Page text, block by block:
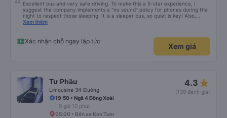
Excellent bus and very safe driving. To make this a 5-star experience, I
suggest the company implements a "no sound" policy for phones during the
night to respect those sleeping. It is a sleeper bus, so quiet is key! Also,
please display the Wi-Fi password clearly inside the cabin for convenience. I
quy định rõ ràng về việc giữ im lặng (tắt âm thanh điện thoại) vào ban đêm
để tránh làm phiền hành khách khác ngủ. Ngoài ra, nhà xe nên dán sẵn mật
khẩu Wi-Fi trong xe để hành khách dễ dàng sử dụng. Tôi vẫn sẽ tiếp tục ủng
Xem thêm
Xác nhận chỗ ngay lập tức
Xem giá
Tư Phầu
Limousine 34 Giường
4.3 star_rate
(139 đánh giá)
19:50 • Ngã 4 Đồng Xoài
9 giờ 10 phút
05:00 • Bến xe Kon Tum